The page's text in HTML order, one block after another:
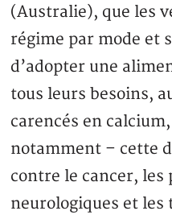
(Australie), que les
régime par mode et
d’adopter une
tous leurs besoins,
carencés en
notamment – cette
contre le cancer, les
neurologiques et les